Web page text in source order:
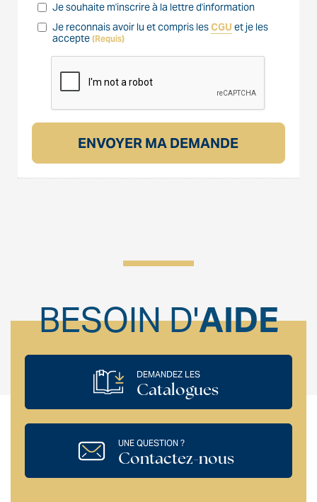
Je souhaite m'inscrire à la lettre d'information
Je reconnais avoir lu et compris lesCGU et je les
accepte (Requis)
BESOIN D'AIDE
DEMANDEZ LES
Catalogues
UNE QUESTION ?
Contactez-nous